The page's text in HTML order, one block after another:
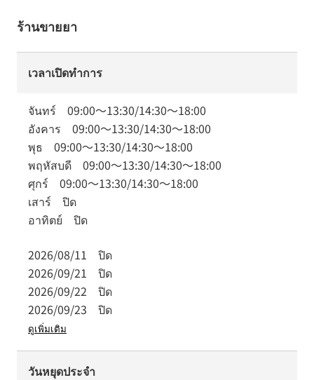
ร้านขายยา
เวลาเปิดทำการ
จันทร์ 09:00～13:30/14:30～18:00
อังคาร 09:00～13:30/14:30～18:00
พุธ 09:00～13:30/14:30～18:00
พฤหัสบดี 09:00～13:30/14:30～18:00
ศุกร์ 09:00～13:30/14:30～18:00
เสาร์ ปิด
อาทิตย์ ปิด
2026/08/11 ปิด
2026/09/21 ปิด
2026/09/22 ปิด
2026/09/23 ปิด
ดูเพิ่มเติม
วันหยุดประจำ